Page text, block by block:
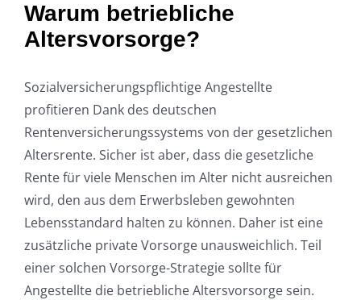
Warum betriebliche
Altersvorsorge?
Sozialversicherungspflichtige Angestellte
profitieren Dank des deutschen
Rentenversicherungssystems von der gesetzlichen
Altersrente. Sicher ist aber, dass die gesetzliche
Rente für viele Menschen im Alter nicht ausreichen
wird, den aus dem Erwerbsleben gewohnten
Lebensstandard halten zu können. Daher ist eine
zusätzliche private Vorsorge unausweichlich. Teil
einer solchen Vorsorge-Strategie sollte für
Angestellte die betriebliche Altersvorsorge sein.